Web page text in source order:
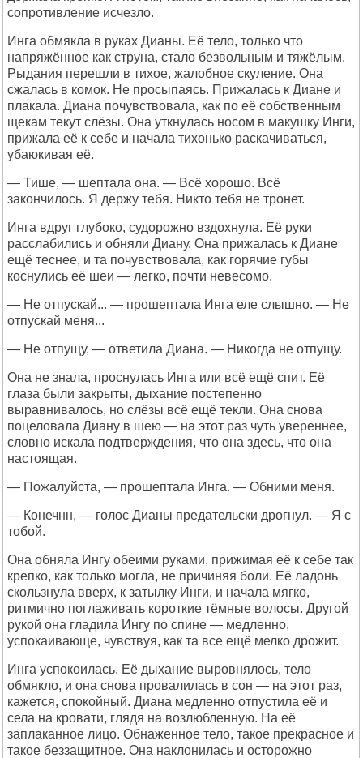
сопротивление исчезло.
Инга обмякла в руках Дианы. Её тело, только что
напряжённое как струна, стало безвольным и тяжёлым.
Рыдания перешли в тихое, жалобное скуление. Она
сжалась в комок. Не просыпаясь. Прижалась к Диане и
плакала. Диана почувствовала, как по её собственным
щекам текут слёзы. Она уткнулась носом в макушку Инги,
прижала её к себе и начала тихонько раскачиваться,
убаюкивая её.
— Тише, — шептала она. — Всё хорошо. Всё
закончилось. Я держу тебя. Никто тебя не тронет.
Инга вдруг глубоко, судорожно вздохнула. Её руки
расслабились и обняли Диану. Она прижалась к Диане
ещё теснее, и та почувствовала, как горячие губы
коснулись её шеи — легко, почти невесомо.
— Не отпускай... — прошептала Инга еле слышно. — Не
отпускай меня...
— Не отпущу, — ответила Диана. — Никогда не отпущу.
Она не знала, проснулась Инга или всё ещё спит. Её
глаза были закрыты, дыхание постепенно
выравнивалось, но слёзы всё ещё текли. Она снова
поцеловала Диану в шею — на этот раз чуть увереннее,
словно искала подтверждения, что она здесь, что она
настоящая.
— Пожалуйста, — прошептала Инга. — Обними меня.
— Конечнн, — голос Дианы предательски дрогнул. — Я с
тобой.
Она обняла Ингу обеими руками, прижимая её к себе так
крепко, как только могла, не причиняя боли. Её ладонь
скользнула вверх, к затылку Инги, и начала мягко,
ритмично поглаживать короткие тёмные волосы. Другой
рукой она гладила Ингу по спине — медленно,
успокаивающе, чувствуя, как та все ещё мелко дрожит.
Инга успокоилась. Её дыхание выровнялось, тело
обмякло, и она снова провалилась в сон — на этот раз,
кажется, спокойный. Диана медленно отпустила её и
села на кровати, глядя на возлюбленную. На её
заплаканное лицо. Обнаженное тело, такое прекрасное и
такое беззащитное. Она наклонилась и осторожно